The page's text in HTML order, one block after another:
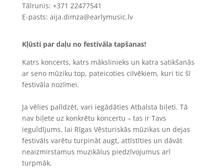
Tālrunis: +371 22477541
E-pasts: aija.dimza@earlymusic.lv
Kļūsti par daļu no festivāla tapšanas!
Katrs koncerts, katrs mākslinieks un katra satikšanās
ar seno mūziku top, pateicoties cilvēkiem, kuri tic šī
festivāla nozīmei.
Ja vēlies palīdzēt, vari iegādāties Atbalsta biļeti. Tā
nav biļete uz konkrētu koncertu – tas ir Tavs
ieguldījums, lai Rīgas Vēsturiskās mūzikas un dejas
festivāls varētu turpināt augt, attīstīties un dāvāt
neaizmirstamus muzikālus piedzīvojumus arī
turpmāk.